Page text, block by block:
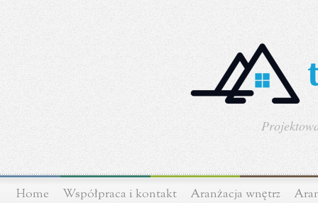
Home Współpraca i kontakt Aranżacja wnętrz